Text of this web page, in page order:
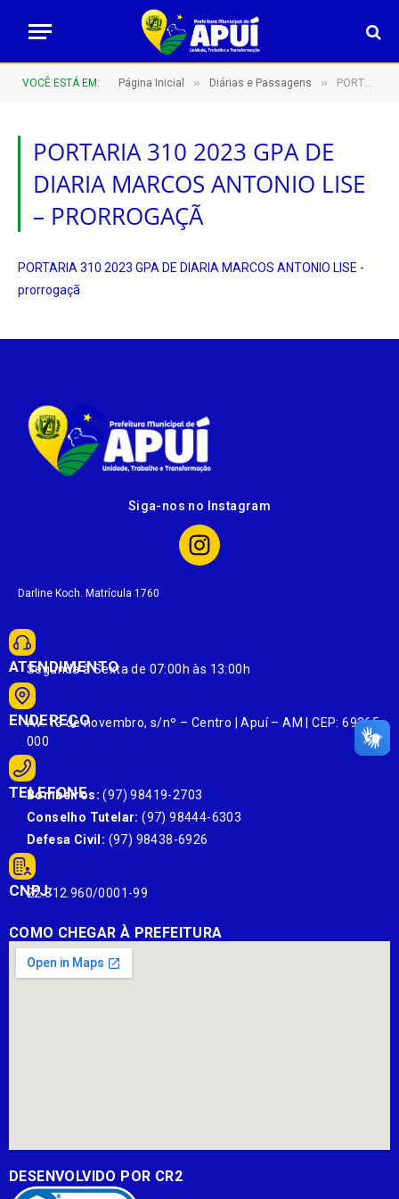
VOCÊ ESTÁ EM: Página Inicial » Diárias e Passagens » PORTARIA 310 2023 GPA DE DIARIA MARCOS ANTONIO LISE – prorrogaçã
PORTARIA 310 2023 GPA DE
DIARIA MARCOS ANTONIO LISE
– PRORROGAÇÃ
PORTARIA 310 2023 GPA DE DIARIA MARCOS ANTONIO LISE -
prorrogaçã
Siga-nos no Instagram
Darline Koch. Matrícula 1760
ATENDIMENTO
Segunda à Sexta de 07:00h às 13:00h
ENDEREÇO
Av. 13 de novembro, s/nº – Centro | Apuí – AM | CEP: 69265-
000
TELEFONE
Bombeiros: (97) 98419-2703
Conselho Tutelar: (97) 98444-6303
Defesa Civil: (97) 98438-6926
CNPJ:
22.812.960/0001-99
COMO CHEGAR À PREFEITURA
DESENVOLVIDO POR CR2